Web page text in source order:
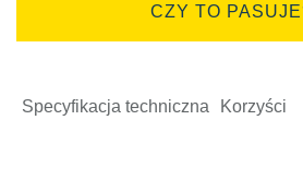
CZY TO
Specyfikacja techniczna Korzyści